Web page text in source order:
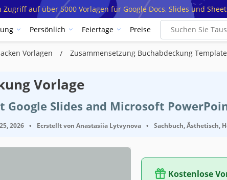
auf über 5000 Vorlagen für Google Docs, Slides und
Persönlich Feiertage Preise
Vorlagen Zusammensetzung Buchabdeckung Template
Vorlage
Slides and Microsoft
2026 • Ecrstellt von Anastasiia Lytvynova • Sachbuch, Ästhetisch,
Kostenlose